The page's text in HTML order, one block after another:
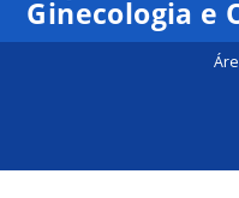
Ginecologia e